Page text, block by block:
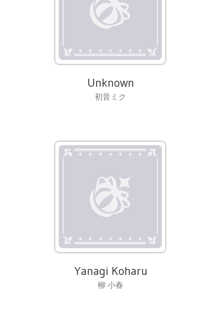
Unknown
初音ミク
Yanagi Koharu
柳 小春